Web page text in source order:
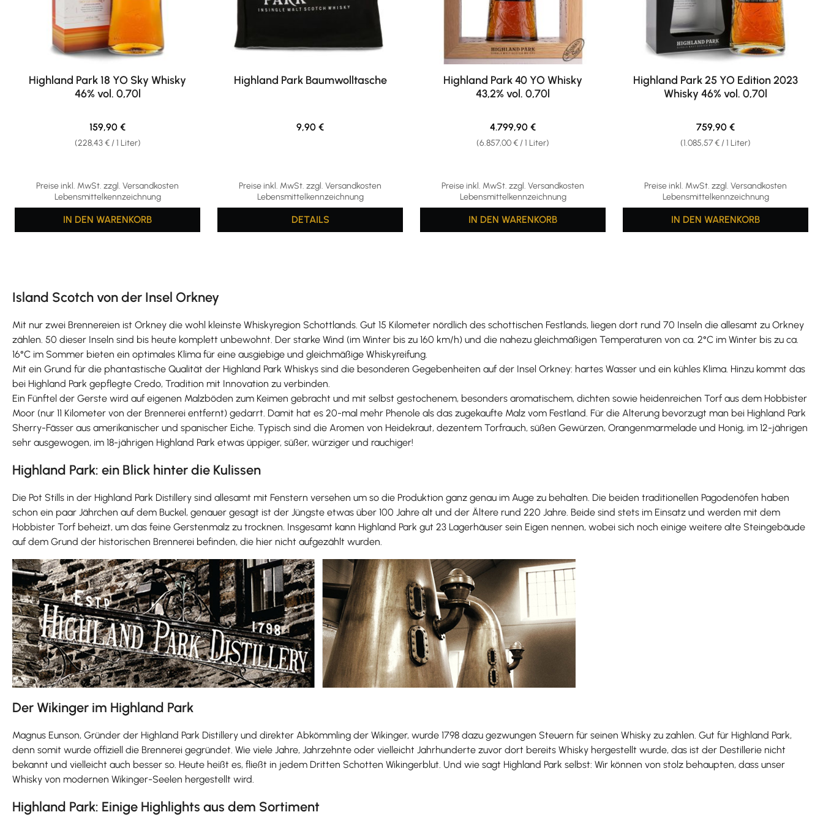
Highland Park 18 YO Sky Whisky
46% vol. 0,70l
Preise inkl. MwSt. zzgl. Versandkosten
Lebensmittelkennzeichnung
(228,43 € / 1 Liter)
Regulärer Preis:
159,90 €
IN DEN WARENKORB
Highland Park Baumwolltasche
Preise inkl. MwSt. zzgl. Versandkosten
Lebensmittelkennzeichnung
Regulärer Preis:
9,90 €
DETAILS
Highland Park 40 YO Whisky
43,2% vol. 0,70l
Preise inkl. MwSt. zzgl. Versandkosten
Lebensmittelkennzeichnung
(6.857,00 € / 1 Liter)
Regulärer Preis:
4.799,90 €
IN DEN WARENKORB
Highland Park 25 YO Edition 2023
Whisky 46% vol. 0,70l
Preise inkl. MwSt. zzgl. Versandkosten
Lebensmittelkennzeichnung
(1.085,57 € / 1 Liter)
Regulärer Preis:
759,90 €
IN DEN WARENKORB
Island Scotch von der Insel Orkney
Mit nur zwei Brennereien ist Orkney die wohl kleinste Whiskyregion Schottlands. Gut 15 Kilometer nördlich des schottischen Festlands, liegen dort rund 70 Inseln die allesamt zu Orkney
zählen. 50 dieser Inseln sind bis heute komplett unbewohnt. Der starke Wind (im Winter bis zu 160 km/h) und die nahezu gleichmäßigen Temperaturen von ca. 2°C im Winter bis zu ca.
16°C im Sommer bieten ein optimales Klima für eine ausgiebige und gleichmäßige Whiskyreifung.
Mit ein Grund für die phantastische Qualität der Highland Park Whiskys sind die besonderen Gegebenheiten auf der Insel Orkney: hartes Wasser und ein kühles Klima. Hinzu kommt das
bei Highland Park gepflegte Credo, Tradition mit Innovation zu verbinden.
Ein Fünftel der Gerste wird auf eigenen Malzböden zum Keimen gebracht und mit selbst gestochenem, besonders aromatischem, dichten sowie heidenreichen Torf aus dem Hobbister
Moor (nur 11 Kilometer von der Brennerei entfernt) gedarrt. Damit hat es 20-mal mehr Phenole als das zugekaufte Malz vom Festland. Für die Alterung bevorzugt man bei Highland Park
Sherry-Fässer aus amerikanischer und spanischer Eiche. Typisch sind die Aromen von Heidekraut, dezentem Torfrauch, süßen Gewürzen, Orangenmarmelade und Honig, im 12-jährigen
sehr ausgewogen, im 18-jährigen Highland Park etwas üppiger, süßer, würziger und rauchiger!
Highland Park: ein Blick hinter die Kulissen
Die Pot Stills in der Highland Park Distillery sind allesamt mit Fenstern versehen um so die Produktion ganz genau im Auge zu behalten. Die beiden traditionellen Pagodenöfen haben
schon ein paar Jährchen auf dem Buckel, genauer gesagt ist der Jüngste etwas über 100 Jahre alt und der Ältere rund 220 Jahre. Beide sind stets im Einsatz und werden mit dem
Hobbister Torf beheizt, um das feine Gerstenmalz zu trocknen. Insgesamt kann Highland Park gut 23 Lagerhäuser sein Eigen nennen, wobei sich noch einige weitere alte Steingebäude
auf dem Grund der historischen Brennerei befinden, die hier nicht aufgezählt wurden.
Der Wikinger im Highland Park
Magnus Eunson, Gründer der Highland Park Distillery und direkter Abkömmling der Wikinger, wurde 1798 dazu gezwungen Steuern für seinen Whisky zu zahlen. Gut für Highland Park,
denn somit wurde offiziell die Brennerei gegründet. Wie viele Jahre, Jahrzehnte oder vielleicht Jahrhunderte zuvor dort bereits Whisky hergestellt wurde, das ist der Destillerie nicht
bekannt und vielleicht auch besser so. Heute heißt es, fließt in jedem Dritten Schotten Wikingerblut. Und wie sagt Highland Park selbst: Wir können von stolz behaupten, dass unser
Whisky von modernen Wikinger-Seelen hergestellt wird.
Highland Park: Einige Highlights aus dem Sortiment